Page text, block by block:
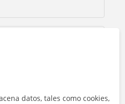
datos, tales como cookies,